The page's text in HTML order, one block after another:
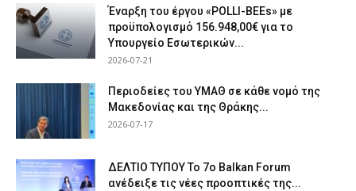
Έναρξη του έργου «POLLI-BEEs» με
προϋπολογισμό 156.948,00€ για το
Υπουργείο Εσωτερικών...
2026-07-21
Περιοδείες του ΥΜΑΘ σε κάθε νομό της
Μακεδονίας και της Θράκης...
2026-07-17
ΔΕΛΤΙΟ ΤΥΠΟΥ Το 7ο Balkan Forum
ανέδειξε τις νέες προοπτικές της...